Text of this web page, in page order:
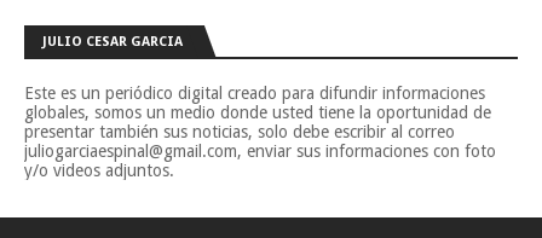
JULIO CESAR GARCIA
Este es un periódico digital creado para difundir informaciones
globales, somos un medio donde usted tiene la oportunidad de
presentar también sus noticias, solo debe escribir al correo
juliogarciaespinal@gmail.com, enviar sus informaciones con foto
y/o videos adjuntos.